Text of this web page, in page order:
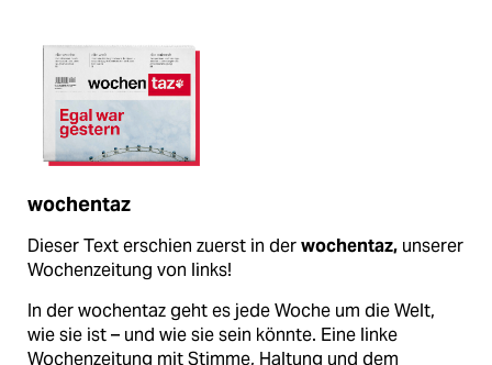
wochentaz
Dieser Text erschien zuerst in derwochentaz, unserer
Wochenzeitung von links!
In der wochentaz geht es jede Woche um die Welt,
wie sie ist – und wie sie sein könnte. Eine linke
Wochenzeitung mit Stimme, Haltung und dem